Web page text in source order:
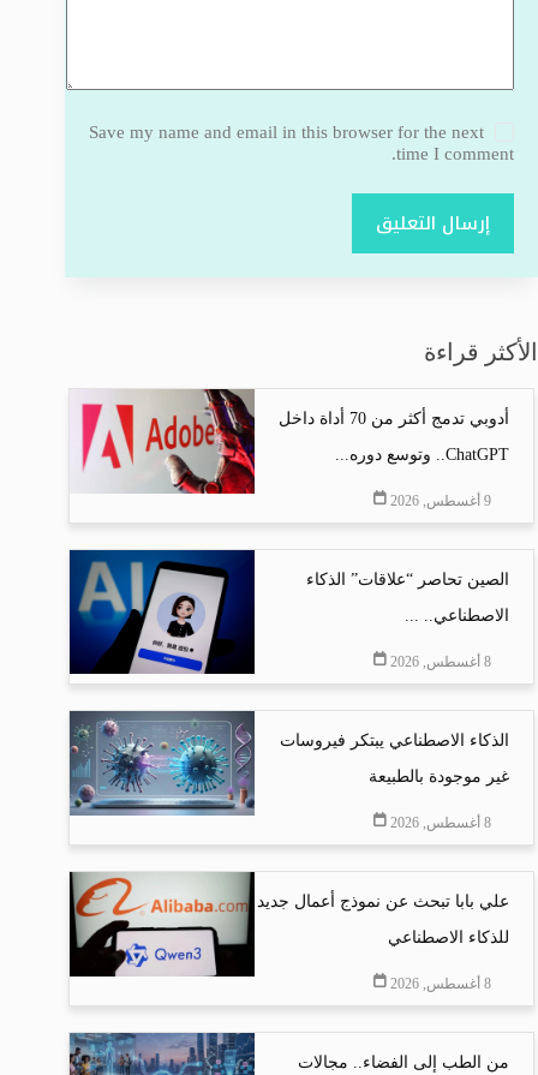
Save my name and email in this browser for the next
time I comment.
إرسال التعليق
الأكثر قراءة
أدوبي تدمج أكثر من 70 أداة داخل
ChatGPT.. وتوسع دوره...
9 أغسطس, 2026
الصين تحاصر “علاقات” الذكاء
الاصطناعي.. ...
8 أغسطس, 2026
الذكاء الاصطناعي يبتكر فيروسات
غير موجودة بالطبيعة
8 أغسطس, 2026
علي بابا تبحث عن نموذج أعمال جديد
للذكاء الاصطناعي
8 أغسطس, 2026
من الطب إلى الفضاء.. مجالات